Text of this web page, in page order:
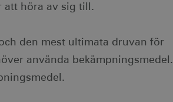
att höra av sig till.
den mest ultimata druvan för
använda bekämpningsmedel.
sida och används
spenderas på
aktuella sessionen.
ingen identifierbar